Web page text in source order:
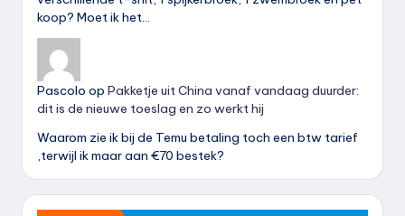
koop? Moet ik het…
Pascolo op Pakketje uit China vanaf vandaag duurder:
dit is de nieuwe toeslag en zo werkt hij
Waarom zie ik bij de Temu betaling toch een btw tarief
,terwijl ik maar aan €70 bestek?